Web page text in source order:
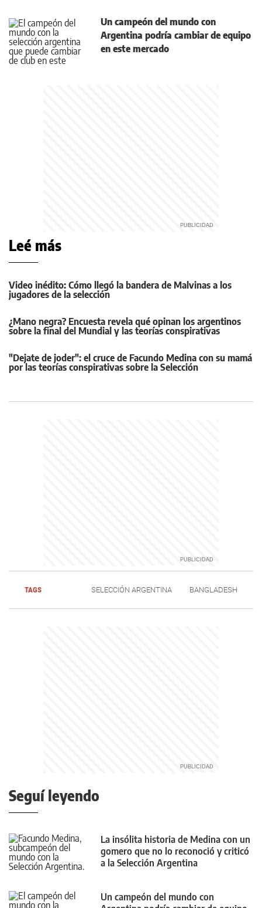
Un campeón del mundo con
Argentina podría cambiar de equipo
en este mercado
Leé más
Video inédito: Cómo llegó la bandera de Malvinas a los
jugadores de la selección
¿Mano negra? Encuesta revela qué opinan los argentinos
sobre la final del Mundial y las teorías conspirativas
"Dejate de joder": el cruce de Facundo Medina con su mamá
por las teorías conspirativas sobre la Selección
TAGS SELECCIÓN ARGENTINA BANGLADESH
Seguí leyendo
La insólita historia de Medina con un
gomero que no lo reconoció y criticó
a la Selección Argentina
Un campeón del mundo con